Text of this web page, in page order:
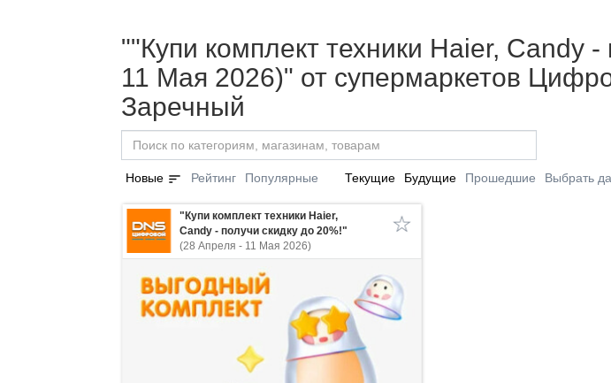
""Купи комплект техники Haier, Candy
11 Мая 2026)" от супермаркетов
Заречный
Новые sort Рейтинг Популярные Текущие Будущие Прошедшие Выбрать
"Купи комплект техники Haier,
Candy - получи скидку до 20%!"
(28 Апреля - 11 Мая 2026)